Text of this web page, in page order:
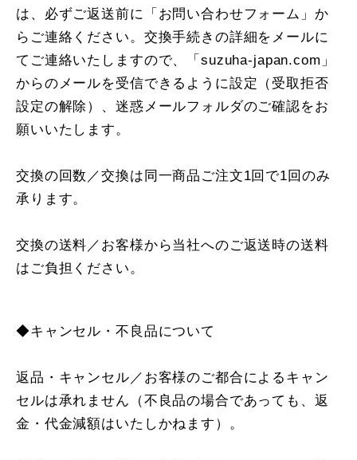
は、必ずご返送前に「お問い合わせフォーム」か
らご連絡ください。交換手続きの詳細をメールに
てご連絡いたしますので、「suzuha-japan.com」
からのメールを受信できるように設定（受取拒否
設定の解除）、迷惑メールフォルダのご確認をお
願いいたします。
交換の回数／交換は同一商品ご注文1回で1回のみ
承ります。
交換の送料／お客様から当社へのご返送時の送料
はご負担ください。
◆キャンセル・不良品について
返品・キャンセル／お客様のご都合によるキャン
セルは承れません（不良品の場合であっても、返
金・代金減額はいたしかねます）。